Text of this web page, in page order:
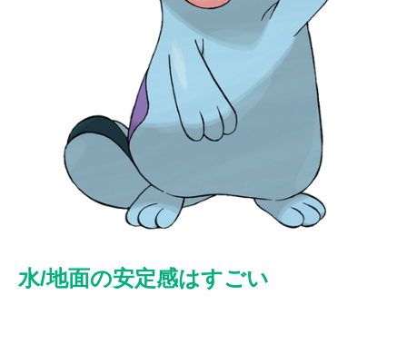
水/地面の安定感はすごい